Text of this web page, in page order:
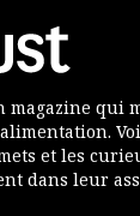
magazine qui
et les
dans leur